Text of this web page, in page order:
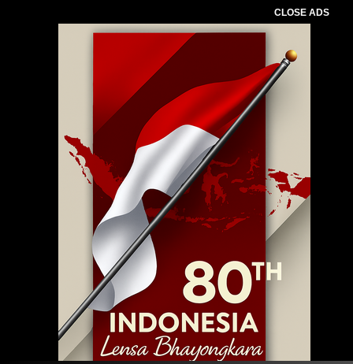
CLOSE ADS